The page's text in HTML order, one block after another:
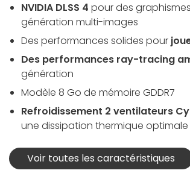
NVIDIA DLSS 4 pour des
génération multi-images
Des performances solides pour
Des performances ray-tracing
génération
Modèle 8 Go de mémoire GDDR7
Refroidissement 2 ventilateurs
une dissipation thermique optimale
Voir toutes les caractéristiques